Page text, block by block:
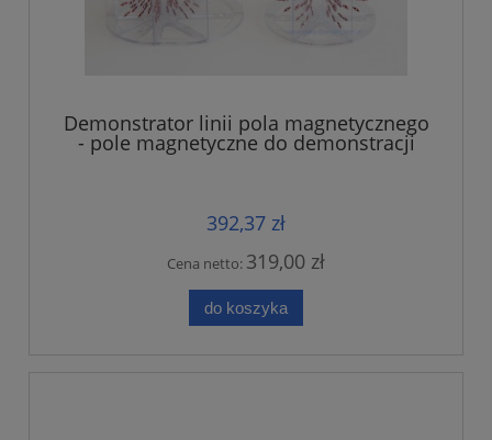
Demonstrator linii pola magnetycznego
- pole magnetyczne do demonstracji
392,37 zł
Cena netto: 319,00 zł
do koszyka